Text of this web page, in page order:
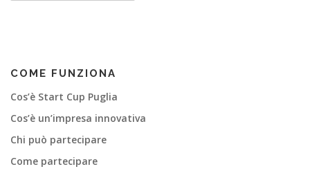
z
i
o
n
a
COME FUNZIONA
Cos’è Start Cup Puglia
Cos’è un’impresa innovativa
Chi può partecipare
Come partecipare